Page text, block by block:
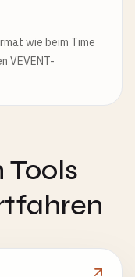
wie beim Time
VEVENT-